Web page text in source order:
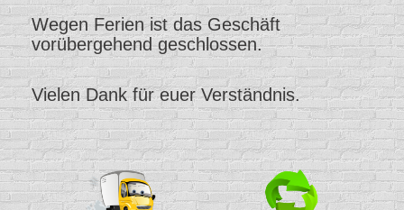
Wegen Ferien ist das Geschäft
vorübergehend geschlossen.
Vielen Dank für euer Verständnis.